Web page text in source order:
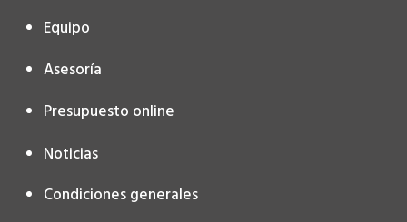
Equipo
Asesoría
Presupuesto online
Noticias
Condiciones generales